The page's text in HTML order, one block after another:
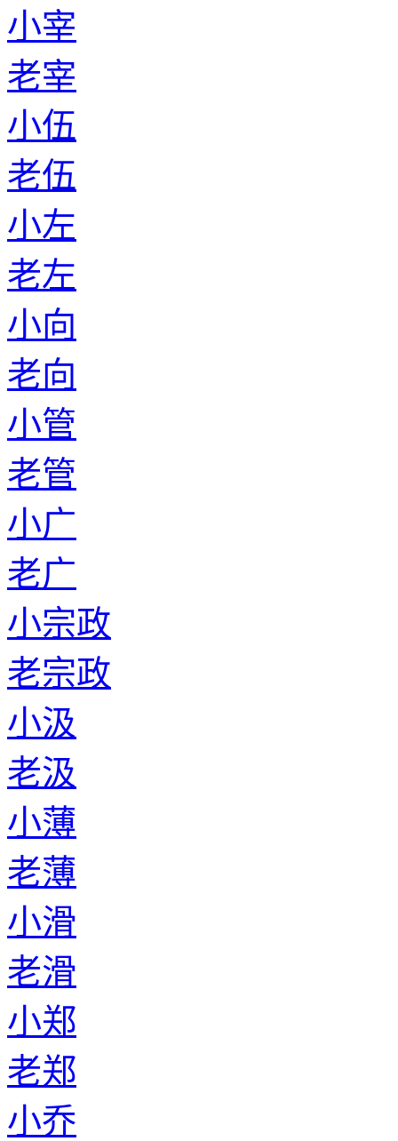
小宰
老宰
小伍
老伍
小左
老左
小向
老向
小管
老管
小广
老广
小宗政
老宗政
小汲
老汲
小薄
老薄
小滑
老滑
小郑
老郑
小乔